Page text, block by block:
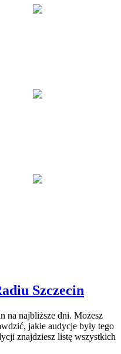
Szczecin
na najbliższe dni. Możesz
jakie audycje były tego
znajdziesz listę wszystkich